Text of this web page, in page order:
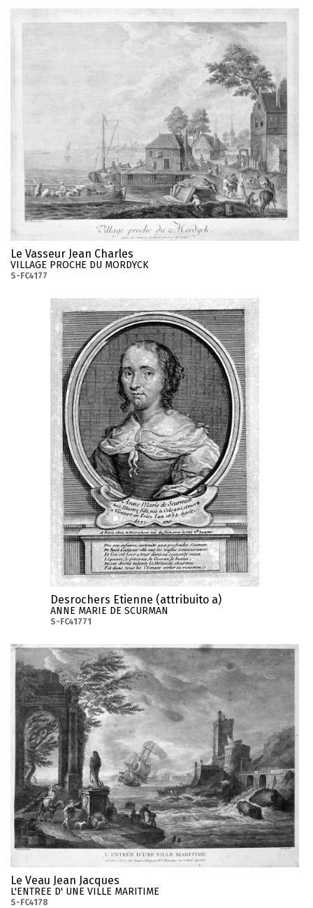
Le Vasseur Jean Charles
VILLAGE PROCHE DU MORDYCK
S-FC4177
Desrochers Etienne (attribuito a)
ANNE MARIE DE SCURMAN
S-FC41771
Le Veau Jean Jacques
L'ENTREE D' UNE VILLE MARITIME
S-FC4178